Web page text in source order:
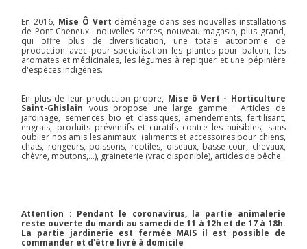
En 2016, Mise Ô Vert déménage dans ses nouvelles installations
de Pont Cheneux : nouvelles serres, nouveau magasin, plus grand,
qui offre plus de diversification, une totale autonomie de
production avec pour specialisation les plantes pour balcon, les
aromates et médicinales, les légumes à repiquer et une pépinière
d'espèces indigènes.
En plus de leur production propre, Mise ô Vert - Horticulture
Saint-Ghislain vous propose une large gamme : Articles de
jardinage, semences bio et classiques, amendements, fertilisant,
engrais, produits préventifs et curatifs contre les nuisibles, sans
oublier nos amis les animaux (aliments et accessoires pour chiens,
chats, rongeurs, poissons, reptiles, oiseaux, basse-cour, chevaux,
chèvre, moutons,…), graineterie (vrac disponible), articles de pêche.
Attention : Pendant le coronavirus, la partie animalerie
reste ouverte du mardi au samedi de 11 à 12h et de 17 à 18h.
La partie jardinerie est fermée MAIS il est possible de
commander et d'être livré à domicile